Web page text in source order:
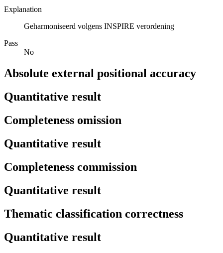
Explanation
Geharmoniseerd volgens INSPIRE verordening
Pass
No
Absolute external positional accuracy
Quantitative result
Completeness omission
Quantitative result
Completeness commission
Quantitative result
Thematic classification correctness
Quantitative result